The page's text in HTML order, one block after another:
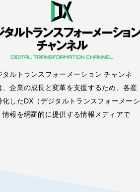
タルトランスフォーメーション チャンネ
、企業の成長と変革を支援するため、各産
化したDX（デジタルトランスフォーメーシ
情報を網羅的に提供する情報メディアで